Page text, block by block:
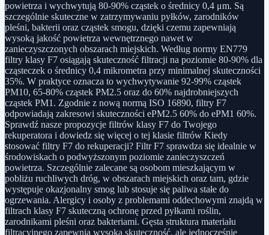
powietrza i wychwytują 80-90% cząstek o średnicy 0,4 μm. Są
szczególnie skuteczne w zatrzymywaniu pyłków, zarodników
pleśni, bakterii oraz cząstek smogu, dzięki czemu zapewniają
wysoką jakość powietrza wewnętrznego nawet w
zanieczyszczonych obszarach miejskich. Według normy EN779
filtry klasy F7 osiągają skuteczność filtracji na poziomie 80-90% dla
cząsteczek o średnicy 0,4 mikrometra przy minimalnej skuteczności
35%. W praktyce oznacza to wychwytywanie 92-99% cząstek
PM10, 65-80% cząstek PM2.5 oraz do 60% najdrobniejszych
cząstek PM1. Zgodnie z nową normą ISO 16890, filtry F7
odpowiadają zakresowi skuteczności ePM2.5 60% do ePM1 60%.
Sprawdź nasze propozycje filtrów klasy F7 do Twojego
rekuperatora i dowiedz się więcej o tej klasie filtrów Kiedy
stosować filtry F7 do rekuperacji? Filtr F7 sprawdza się idealnie w
środowiskach o podwyższonym poziomie zanieczyszczeń
powietrza. Szczególnie zalecane są osobom mieszkającym w
pobliżu ruchliwych dróg, w obszarach miejskich oraz tam, gdzie
występuje okazjonalny smog lub stosuje się paliwa stałe do
ogrzewania. Alergicy i osoby z problemami oddechowymi znajdą w
filtrach klasy F7 skuteczną ochronę przed pyłkami roślin,
zarodnikami pleśni oraz bakteriami. Gęsta struktura materiału
filtracyjnego zapewnia wysoką skuteczność, ale jednocześnie